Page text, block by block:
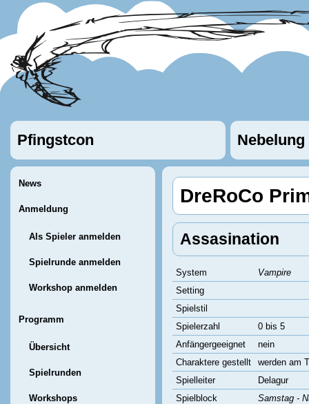
Pfingstcon Nebelung
News
Anmeldung
Als Spieler anmelden
Spielrunde anmelden
Workshop anmelden
Programm
Übersicht
Spielrunden
Workshops
DreRoCo
Assasination
System
Vampire
Setting
Spielstil
Spielerzahl
0 bis 5
Anfängergeeignet
nein
Charaktere gestellt
werden am
Spielleiter
Delagur
Spielblock
Samstag -